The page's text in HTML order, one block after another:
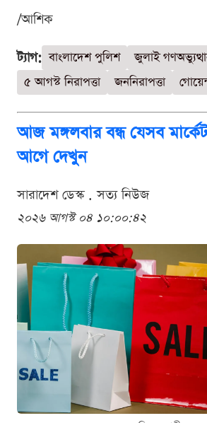
/আশিক
ট্যাগ: বাংলাদেশ পুলিশ
জুলাই
৫ আগস্ট নিরাপত্তা
জননিরাপত্তা
আজ মঙ্গলবার বন্ধ যেসব
আগে দেখুন
সারাদেশ ডেস্ক . সত্য নিউজ
২০২৬ আগস্ট ০৪ ১০:০০:৪২